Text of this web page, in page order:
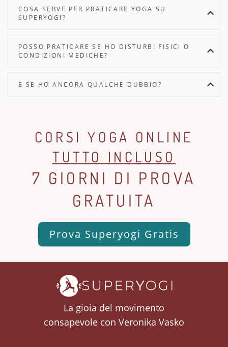
COSA SERVE PER PRATICARE YOGA SU
SUPERYOGI?
POSSO PRATICARE SE HO DISTURBI FISICI O
CONDIZIONI MEDICHE?
E SE HO ANCORA QUALCHE DUBBIO?
CORSI YOGA ONLINE
TUTTO INCLUSO
7 GIORNI DI PROVA
GRATUITA
Prova Superyogi Gratis
La gioia del movimento
consapevole con Veronika Vasko